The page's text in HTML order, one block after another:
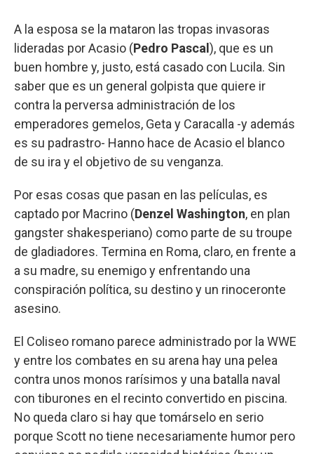
A la esposa se la mataron las tropas invasoras
lideradas por Acasio (Pedro Pascal ), que es un
buen hombre y, justo, está casado con Lucila. Sin
saber que es un general golpista que quiere ir
contra la perversa administración de los
emperadores gemelos, Geta y Caracalla -y además
es su padrastro- Hanno hace de Acasio el blanco
de su ira y el objetivo de su venganza.
Por esas cosas que pasan en las películas, es
captado por Macrino (Denzel Washington, en plan
gangster shakesperiano) como parte de su troupe
de gladiadores. Termina en Roma, claro, en frente a
a su madre, su enemigo y enfrentando una
conspiración política, su destino y un rinoceronte
asesino.
El Coliseo romano parece administrado por la WWE
y entre los combates en su arena hay una pelea
contra unos monos rarísimos y una batalla naval
con tiburones en el recinto convertido en piscina.
No queda claro si hay que tomárselo en serio
porque Scott no tiene necesariamente humor pero